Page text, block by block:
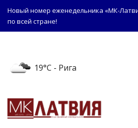
Новый номер еженедельника «МК-
по всей стране!
19°C - Рига